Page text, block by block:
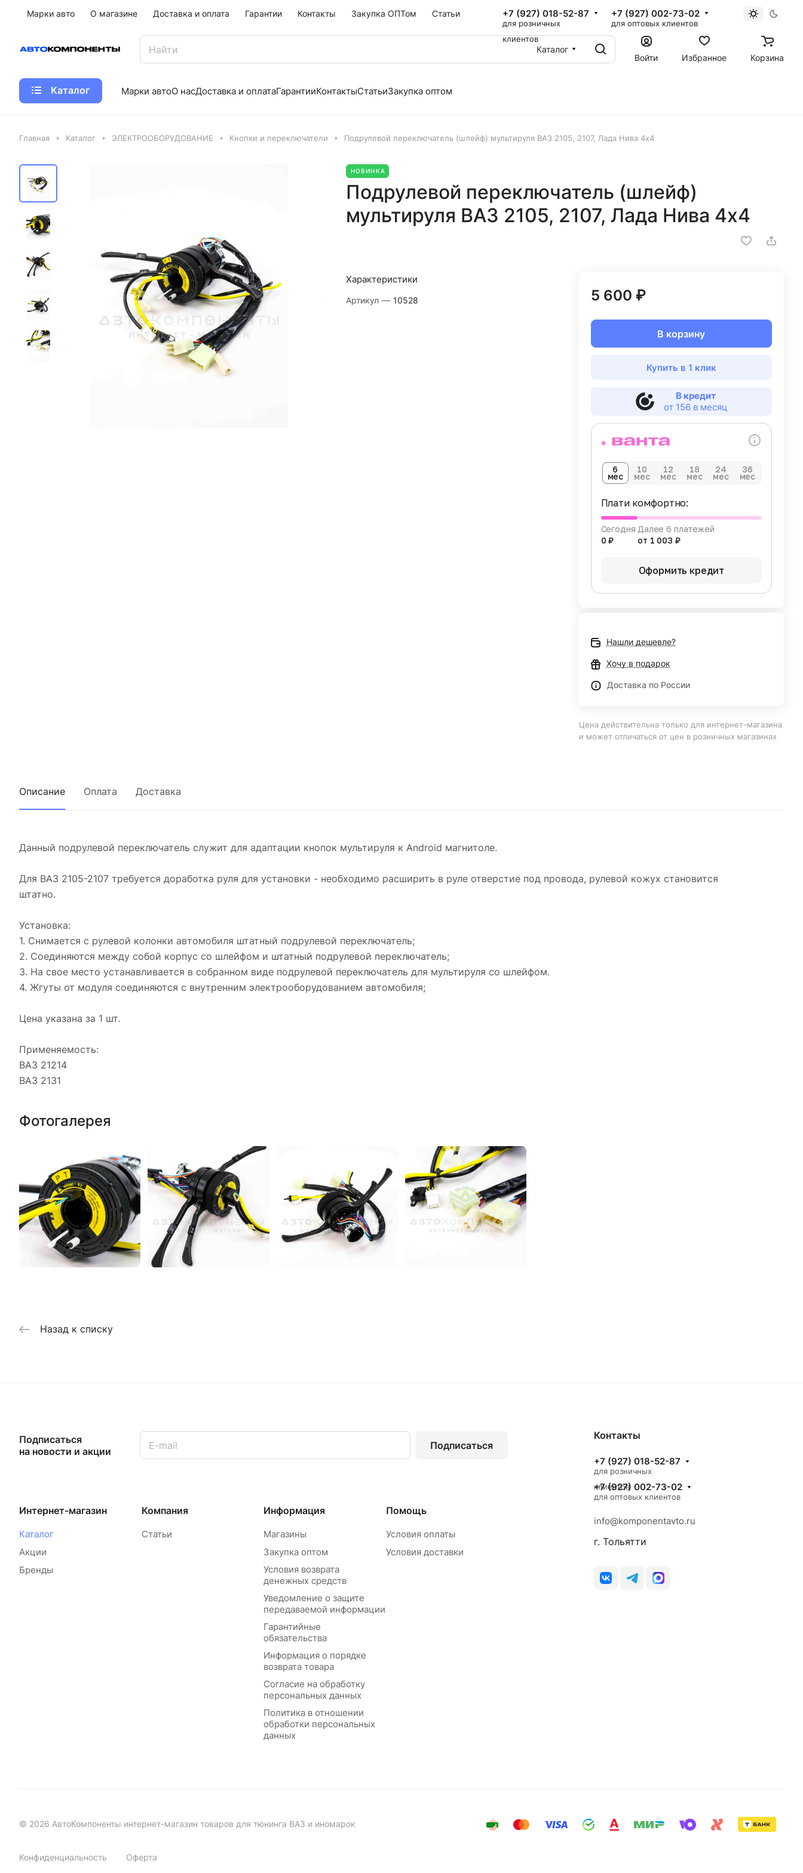
Марки авто О магазине Доставка и оплата Гарантии Контакты Закупка ОПТом Статьи +7 (927) 018-52-87
для розничных
клиентов
+7 (927) 002-73-02
для оптовых клиентов
Каталог
Войти
Избранное Корзина
Каталог Марки автоО насДоставка и оплатаГарантииКонтактыСтатьиЗакупка оптом
Главная Каталог ЭЛЕКТРООБОРУДОВАНИЕ Кнопки и переключатели Подрулевой переключатель (шлейф) мультируля ВАЗ 2105, 2107, Лада Нива 4х4
НОВИНКА
Подрулевой переключатель (шлейф)
мультируля ВАЗ 2105, 2107, Лада Нива 4х4
Характеристики
Артикул — 10528 5 600 ₽
В корзину
Купить в 1 клик
В кредит
от 156 в месяц
6
мес
10
мес
12
мес
18
мес
24
мес
36
мес
Плати комфортно:
Сегодня
0 ₽
Далее 6 платежей
от 1 003 ₽
Оформить кредит
Нашли дешевле?
Хочу в подарок
Доставка по России
Цена действительна только для интернет-магазина
и может отличаться от цен в розничных магазинах
Описание Оплата Доставка
Данный подрулевой переключатель служит для адаптации кнопок мультируля к Android магнитоле.
Для ВАЗ 2105-2107 требуется доработка руля для установки - необходимо расширить в руле отверстие под провода, рулевой кожух становится
штатно.
Установка:
1. Снимается с рулевой колонки автомобиля штатный подрулевой переключатель;
2. Соединяются между собой корпус со шлейфом и штатный подрулевой переключатель;
3. На свое место устанавливается в собранном виде подрулевой переключатель для мультируля со шлейфом.
4. Жгуты от модуля соединяются с внутренним электрооборудованием автомобиля;
Цена указана за 1 шт.
Применяемость:
ВАЗ 21214
ВАЗ 2131
Фотогалерея
Назад к списку
Подписаться
на новости и акции
Подписаться
Интернет-магазин
Каталог
Акции
Бренды
Компания
Статьи
Информация
Магазины
Закупка оптом
Условия возврата
денежных средств
Уведомление о защите
передаваемой информации
Гарантийные
обязательства
Информация о порядке
возврата товара
Согласие на обработку
персональных данных
Политика в отношении
обработки персональных
данных
Помощь
Условия оплаты
Условия доставки
Контакты
+7 (927) 018-52-87
для розничных
клиентов
+7 (927) 002-73-02
для оптовых клиентов
info@komponentavto.ru
г. Тольятти
© 2026 АвтоКомпоненты интернет-магазин товаров для тюнинга ВАЗ и иномарок
Конфиденциальность Оферта